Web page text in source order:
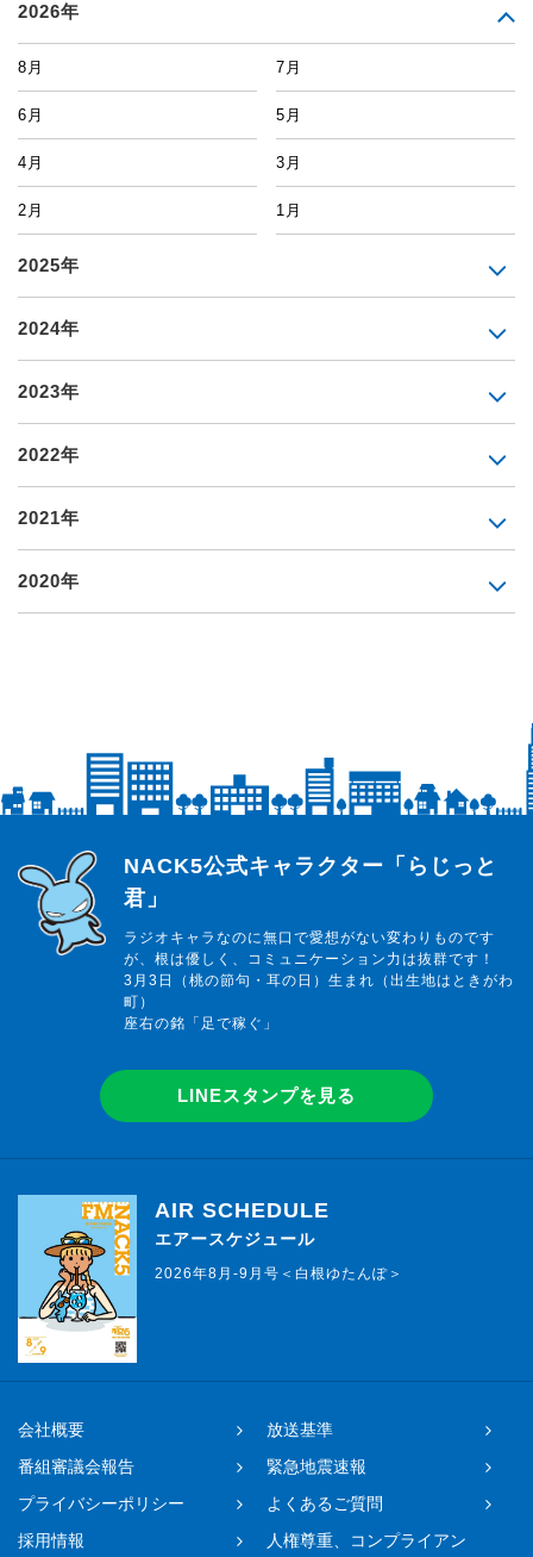
2026年
8月 7月
6月 5月
4月 3月
2月 1月
2025年
2024年
2023年
2022年
2021年
2020年
らじっと君
NACK5公式キャラクター「らじっと
君」
ラジオキャラなのに無口で愛想がない変わりものです
が、根は優しく、コミュニケーション力は抜群です！
3月3日（桃の節句・耳の日）生まれ（出生地はときがわ
町）
座右の銘「足で稼ぐ」
LINEスタンプを見る
AIR SCHEDULE
エアースケジュール
2026年8月-9月号＜白根ゆたんぽ＞
会社概要
放送基準
番組審議会報告
緊急地震速報
プライバシーポリシー
よくあるご質問
採用情報
人権尊重、コンプライアン